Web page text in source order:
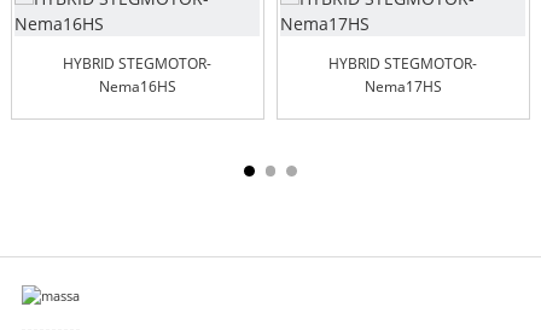
HYBRID STEGMOTOR-
Nema16HS
HYBRID STEGMOTOR-
Nema17HS